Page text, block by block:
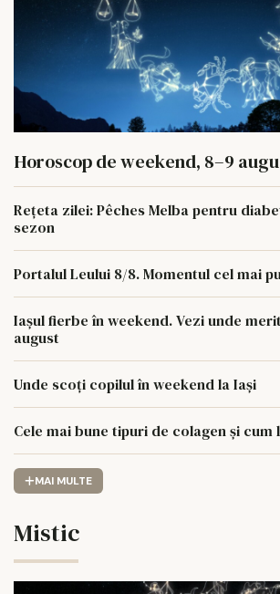
Horoscop de weekend, 8–9
Rețeta zilei: Pêches Melba pentru
sezon
Portalul Leului 8/8. Momentul cel mai
Iașul fierbe în weekend. Vezi unde
august
Unde scoți copilul în weekend la Iași
Cele mai bune tipuri de colagen și
MAI MULTE
Mistic